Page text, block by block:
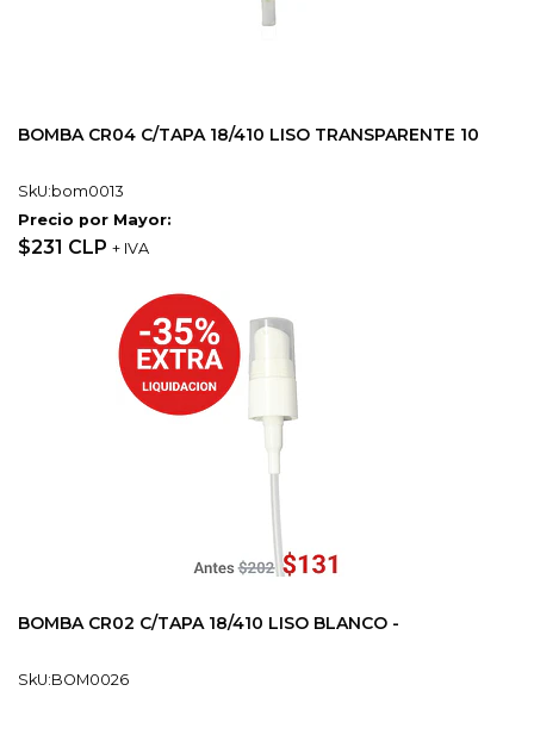
BOMBA CR04 C/TAPA 18/410 LISO TRANSPARENTE 10
SkU:bom0013
Precio por Mayor:
$231 CLP + IVA
BOMBA CR02 C/TAPA 18/410 LISO BLANCO -
SkU:BOM0026